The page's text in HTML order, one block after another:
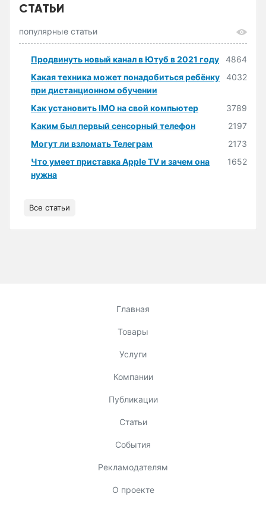
СТАТЬИ
популярные статьи
Продвинуть новый канал в Ютуб в 2021 году
4864
Какая техника может понадобиться ребёнку
при дистанционном обучении
4032
Как установить IMO на свой компьютер
3789
Каким был первый сенсорный телефон
2197
Могут ли взломать Телеграм
2173
Что умеет приставка Apple TV и зачем она
нужна
1652
Все статьи
Главная
Товары
Услуги
Компании
Публикации
Статьи
События
Рекламодателям
О проекте